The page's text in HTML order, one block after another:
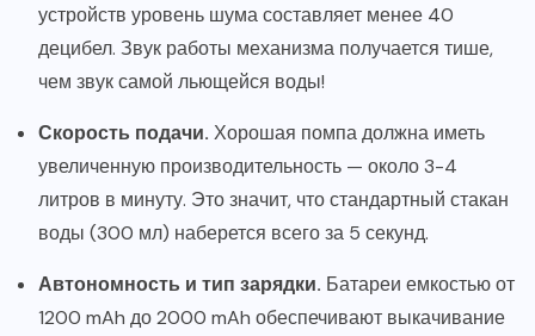
устройств уровень шума составляет менее 40
децибел. Звук работы механизма получается тише,
чем звук самой льющейся воды!
Скорость подачи. Хорошая помпа должна иметь
увеличенную производительность — около 3-4
литров в минуту. Это значит, что стандартный стакан
воды (300 мл) наберется всего за 5 секунд.
Автономность и тип зарядки. Батареи емкостью от
1200 mAh до 2000 mAh обеспечивают выкачивание